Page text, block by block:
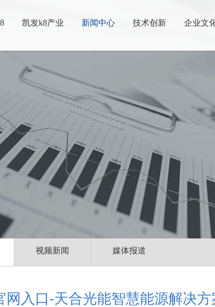
凯发k8产业 新闻中心 技术创新 企业文
视频新闻 媒体报道
网入口-天合光能智慧能源解决